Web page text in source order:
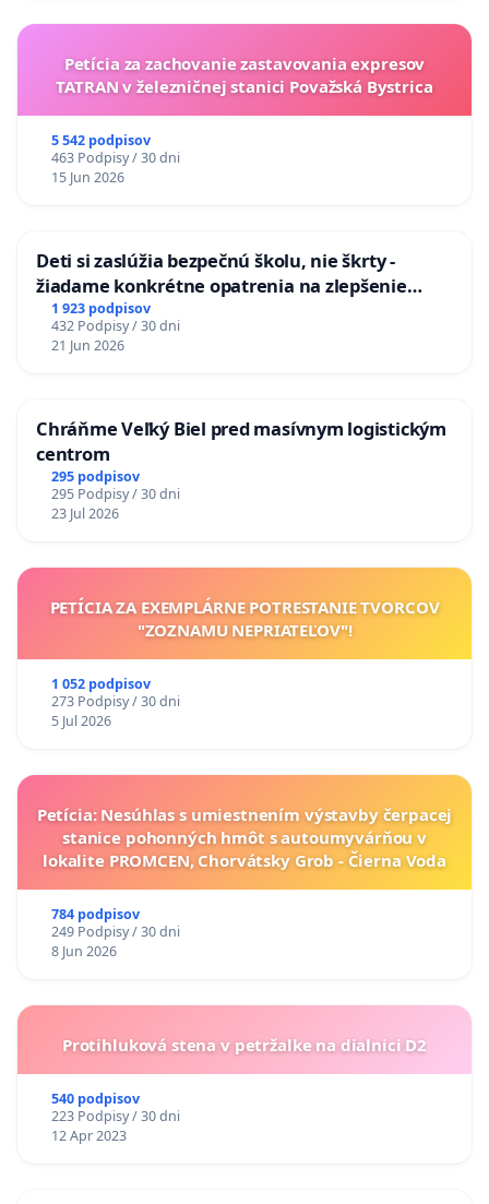
Petícia za zachovanie zastavovania expresov
TATRAN v železničnej stanici Považská Bystrica
5 542 podpisov
463 Podpisy / 30 dni
15 Jun 2026
Deti si zaslúžia bezpečnú školu, nie škrty -
žiadame konkrétne opatrenia na zlepšenie
situácie v školstve
1 923 podpisov
432 Podpisy / 30 dni
21 Jun 2026
Chráňme Veľký Biel pred masívnym logistickým
centrom
295 podpisov
295 Podpisy / 30 dni
23 Jul 2026
PETÍCIA ZA EXEMPLÁRNE POTRESTANIE TVORCOV
"ZOZNAMU NEPRIATEĽOV"!
1 052 podpisov
273 Podpisy / 30 dni
5 Jul 2026
Petícia: Nesúhlas s umiestnením výstavby čerpacej
stanice pohonných hmôt s autoumyvárňou v
lokalite PROMCEN, Chorvátsky Grob - Čierna Voda
784 podpisov
249 Podpisy / 30 dni
8 Jun 2026
Protihluková stena v petržalke na dialnici D2
540 podpisov
223 Podpisy / 30 dni
12 Apr 2023